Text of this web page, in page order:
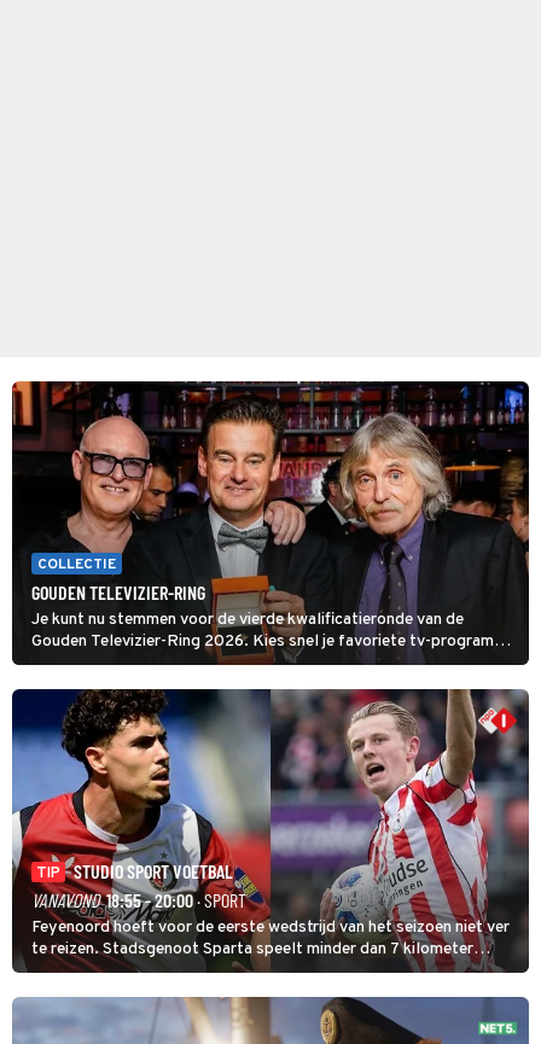
COLLECTIE
GOUDEN TELEVIZIER-RING
Je kunt nu stemmen voor de vierde kwalificatieronde van de
Gouden Televizier-Ring 2026. Kies snel je favoriete tv-programma
én streamingshow .
TIP
STUDIO SPORT VOETBAL
VANAVOND 18:55 - 20:00· SPORT
Feyenoord hoeft voor de eerste wedstrijd van het seizoen niet ver
te reizen. Stadsgenoot Sparta speelt minder dan 7 kilometer
verderop. Feyenoord trok de Spaanse spits Nacho Ferri aan van
KVC Westerlo uit België.